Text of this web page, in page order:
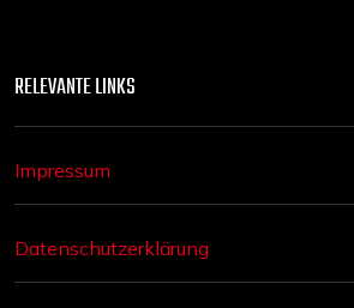
RELEVANTE LINKS
Impressum
Datenschutzerklärung